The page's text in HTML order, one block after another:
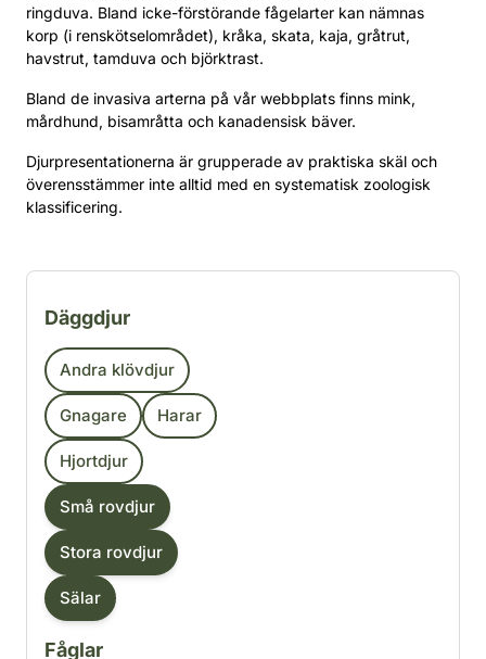
ringduva. Bland icke-förstörande fågelarter kan nämnas
korp (i renskötselområdet), kråka, skata, kaja, gråtrut,
havstrut, tamduva och björktrast.
Bland de invasiva arterna på vår webbplats finns mink,
mårdhund, bisamråtta och kanadensisk bäver.
Djurpresentationerna är grupperade av praktiska skäl och
överensstämmer inte alltid med en systematisk zoologisk
klassificering.
Däggdjur
Andra klövdjur
Gnagare Harar
Hjortdjur
Små rovdjur
Stora rovdjur
Sälar
Fåglar